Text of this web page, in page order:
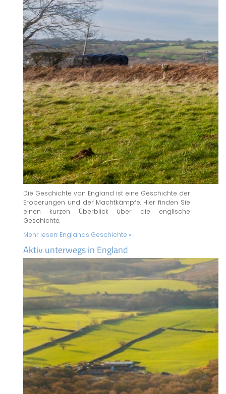
Die Geschichte von England ist eine Geschichte der
Eroberungen und der Machtkämpfe. Hier finden Sie
einen kurzen Überblick über die englische
Geschichte.
Mehr lesen: Englands Geschichte »
Aktiv unterwegs in England